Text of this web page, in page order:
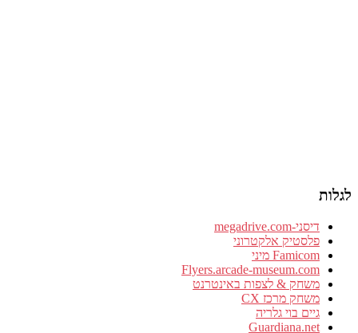
לגלות
דיסני-megadrive.com
פלסטיק אלקטרוני
Famicom מיני
Flyers.arcade-museum.com
משחק & לצפות באינטרנט
משחק מרכז CX
גיים בוי גלריה
Guardiana.net